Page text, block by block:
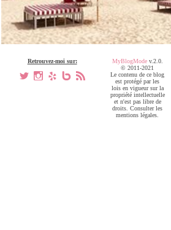
Retrouvez-moi sur:
a x h V ,
MyBlogModev.2.0.
© 2011-2021
Le contenu de ce blog
est protégé par les
lois en vigueur sur la
propriété intellectuelle
et n'est pas libre de
droits. Consulter les
mentions légales.